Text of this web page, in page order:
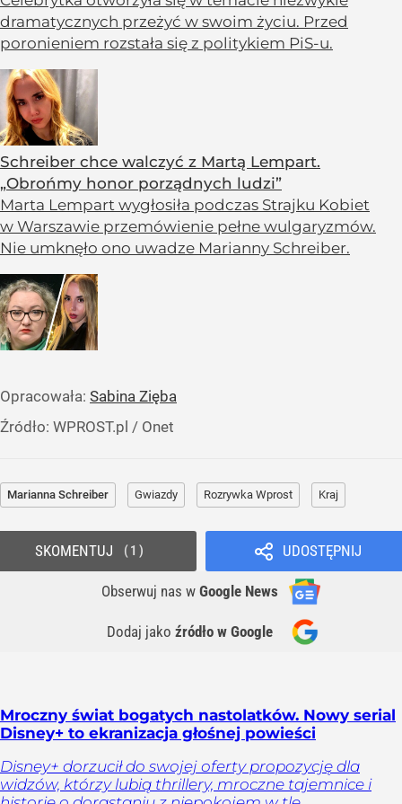
dramatycznych przeżyć w swoim życiu. Przed
poronieniem rozstała się z politykiem PiS-u.
Schreiber chce walczyć z Martą Lempart.
„Obrońmy honor porządnych ludzi”
Marta Lempart wygłosiła podczas Strajku Kobiet
w Warszawie przemówienie pełne wulgaryzmów.
Nie umknęło ono uwadze Marianny Schreiber.
Opracowała: Sabina Zięba
Źródło: WPROST.pl / Onet
Marianna Schreiber Gwiazdy Rozrywka Wprost Kraj
UDOSTĘPNIJ
Obserwuj nas w Google News
Dodaj jako źródło w Google
SKOMENTUJ 1
Mroczny świat bogatych nastolatków. Nowy serial
Disney+ to ekranizacja głośnej powieści
Disney+ dorzucił do swojej oferty propozycję dla
widzów, którzy lubią thrillery, mroczne tajemnice i